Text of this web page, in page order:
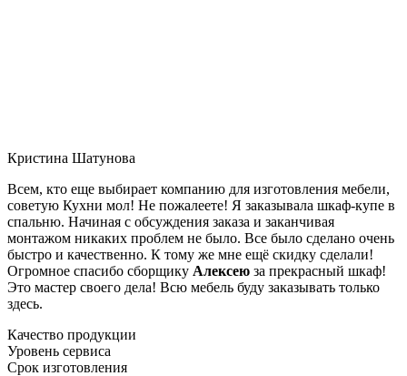
Кристина Шатунова
Всем, кто еще выбирает компанию для изготовления мебели,
советую Кухни мол! Не пожалеете! Я заказывала шкаф-купе в
спальню. Начиная с обсуждения заказа и заканчивая
монтажом никаких проблем не было. Все было сделано очень
быстро и качественно. К тому же мне ещё скидку сделали!
Огромное спасибо сборщику Алексею за прекрасный шкаф!
Это мастер своего дела! Всю мебель буду заказывать только
здесь.
Качество продукции
Уровень сервиса
Срок изготовления